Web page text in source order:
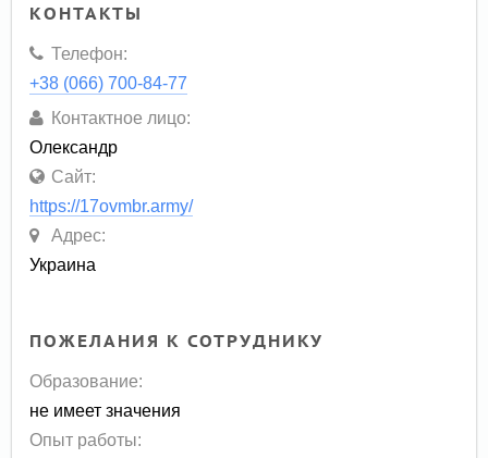
КОНТАКТЫ
Телефон:
+38 (066) 700-84-77
Контактное лицо:
Олександр
Сайт:
https://17ovmbr.army/
Адрес:
Украина
ПОЖЕЛАНИЯ К СОТРУДНИКУ
Образование:
не имеет значения
Опыт работы: